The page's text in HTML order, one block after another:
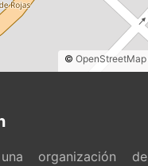
© OpenStreetMap
organización de